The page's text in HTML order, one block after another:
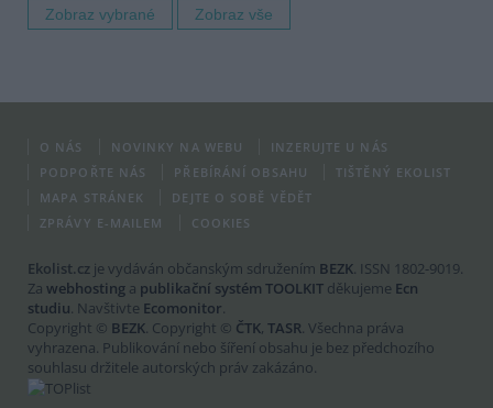
O NÁS NOVINKY NA WEBU
INZERUJTE U NÁS
PODPOŘTE NÁS
PŘEBÍRÁNÍ OBSAHU
TIŠTĚNÝ EKOLIST
MAPA STRÁNEK
DEJTE O SOBĚ VĚDĚT
ZPRÁVY E-MAILEM
COOKIES
Ekolist.cz je vydáván občanským sdružením BEZK . ISSN 1802-9019.
Za webhosting a publikační systém TOOLKIT děkujeme Ecn
studiu . Navštivte Ecomonitor
Copyright © BEZK . Copyright © ČTK, TASR . Všechna práva
vyhrazena. Publikování nebo šíření obsahu je bez předchozího
souhlasu držitele autorských práv zakázáno.